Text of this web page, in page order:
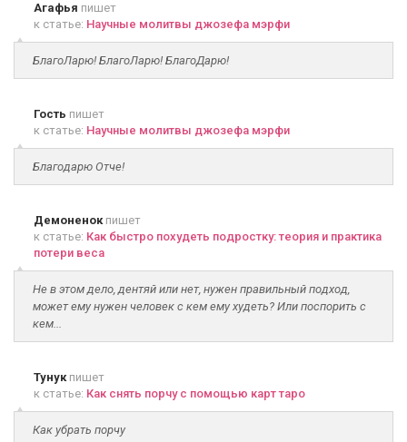
Агафья пишет
к статье: Научные молитвы джозефа мэрфи
БлагоЛарю! БлагоЛарю! БлагоДарю!
Гость пишет
к статье: Научные молитвы джозефа мэрфи
Благодарю Отче!
Демоненокпишет
к статье: Как быстро похудеть подростку: теория и практика
потери веса
Не в этом дело, дентяй или нет, нужен правильный подход,
может ему нужен человек с кем ему худеть? Или поспорить с
кем...
Тунукпишет
к статье: Как снять порчу с помощью карт таро
Как убрать порчу